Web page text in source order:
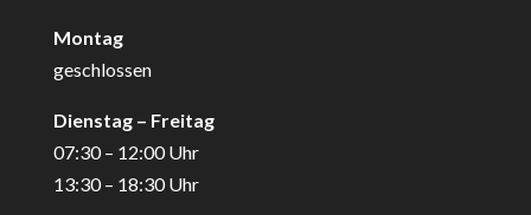
Montag
geschlossen
Dienstag – Freitag
07:30 – 12:00 Uhr
13:30 – 18:30 Uhr